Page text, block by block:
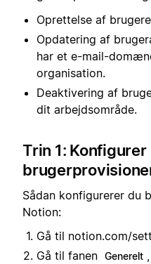
Oprettelse af
Opdatering af
har et e-mail-
organisation.
Deaktivering af
dit arbejdsområde.
Trin 1: Konfigurer
Sådan konfigurerer du
Notion:
Gå til notion.com/
Gå til fanen Generelt